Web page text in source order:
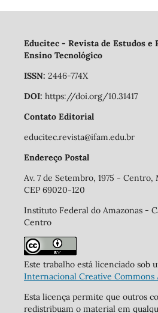
Educitec - Revista de Estudos e
Ensino Tecnológico
ISSN: 2446-774X
DOI: https://doi.org/10.31417
Contato Editorial
educitec.revista@ifam.edu.br
Endereço Postal
Av. 7 de Setembro, 1975 -
CEP 69020-120
Instituto Federal do Amazonas -
Centro
Este trabalho está licenciado sob
Internacional Creative
Esta licença permite que outros
redistribuam o material em